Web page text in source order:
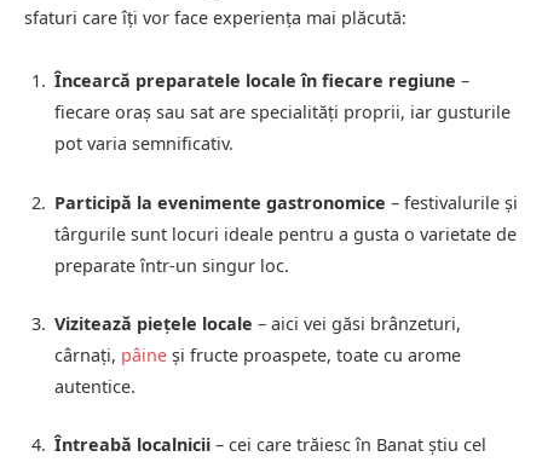
sfaturi care îți vor face experiența mai plăcută:
Încearcă preparatele locale în fiecare regiune –
fiecare oraș sau sat are specialități proprii, iar gusturile
pot varia semnificativ.
Participă la evenimente gastronomice – festivalurile și
târgurile sunt locuri ideale pentru a gusta o varietate de
preparate într-un singur loc.
Vizitează piețele locale – aici vei găsi brânzeturi,
cârnați, pâine și fructe proaspete, toate cu arome
autentice.
Întreabă localnicii – cei care trăiesc în Banat știu cel